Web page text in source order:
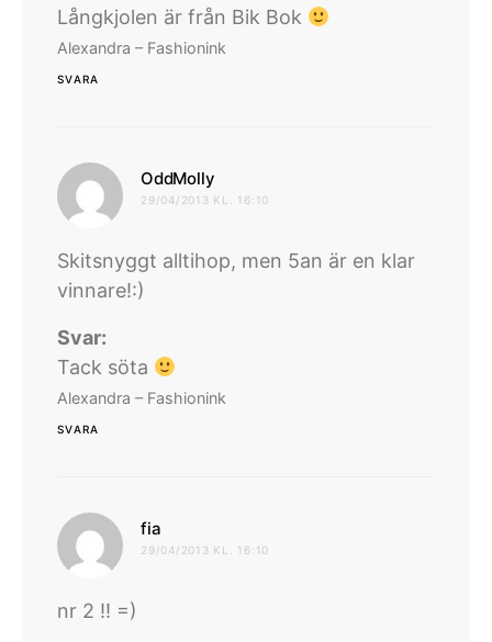
Långkjolen är från Bik Bok
Alexandra – Fashionink
SVARA
OddMolly
29/04/2013 KL. 16:10
Skitsnyggt alltihop, men 5an är en klar
vinnare!:)
Svar:
Tack söta
Alexandra – Fashionink
SVARA
fia
29/04/2013 KL. 16:10
nr 2 !! =)